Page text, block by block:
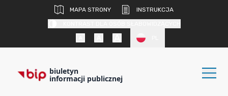
MAPA STRONY
INSTRUKCJA
biuletyn
informacji publicznej